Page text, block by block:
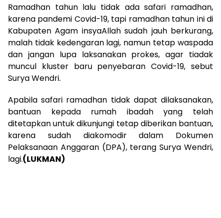
Ramadhan tahun lalu tidak ada safari ramadhan,
karena pandemi Covid-19, tapi ramadhan tahun ini di
Kabupaten Agam insyaAllah sudah jauh berkurang,
malah tidak kedengaran lagi, namun tetap waspada
dan jangan lupa laksanakan prokes, agar tiadak
muncul kluster baru penyebaran Covid-19, sebut
Surya Wendri.
Apabila safari ramadhan tidak dapat dilaksanakan,
bantuan kepada rumah ibadah yang telah
ditetapkan untuk dikunjungi tetap diberikan bantuan,
karena sudah diakomodir dalam Dokumen
Pelaksanaan Anggaran (DPA), terang Surya Wendri,
lagi.(LUKMAN)